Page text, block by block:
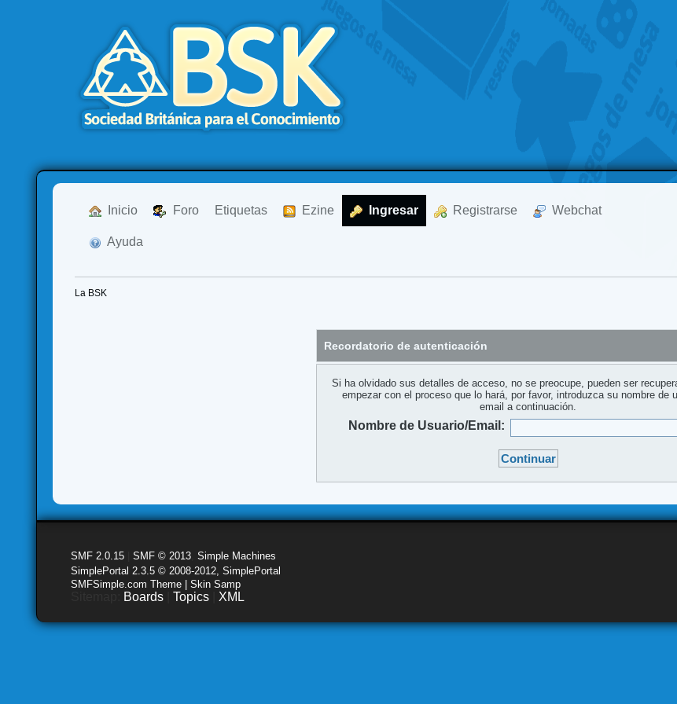
Inicio Foro Etiquetas Ezine Ingresar Registrarse Webchat
Ayuda
La BSK
Recordatorio de autenticación
Si ha olvidado sus detalles de acceso, no se preocupe, pueden ser
empezar con el proceso que lo hará, por favor, introduzca su nombre de
email a continuación.
Nombre de Usuario/Email:
SMF 2.0.15 |SMF © 2013 ,Simple Machines
SimplePortal 2.3.5 © 2008-2012, SimplePortal
SMFSimple.com Theme | Skin Samp
Boards |Topics XML